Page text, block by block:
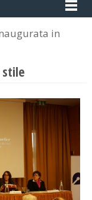
in
stile